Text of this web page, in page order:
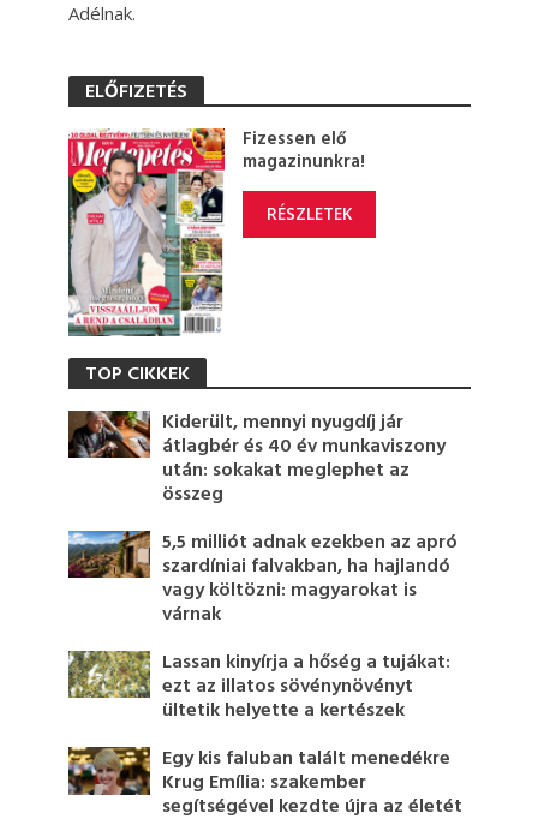
Adélnak.
ELŐFIZETÉS
Fizessen elő
magazinunkra!
RÉSZLETEK
TOP CIKKEK
Kiderült, mennyi nyugdíj jár
átlagbér és 40 év munkaviszony
után: sokakat meglephet az
összeg
5,5 milliót adnak ezekben az apró
szardíniai falvakban, ha hajlandó
vagy költözni: magyarokat is
várnak
Lassan kinyírja a hőség a tujákat:
ezt az illatos sövénynövényt
ültetik helyette a kertészek
Egy kis faluban talált menedékre
Krug Emília: szakember
segítségével kezdte újra az életét